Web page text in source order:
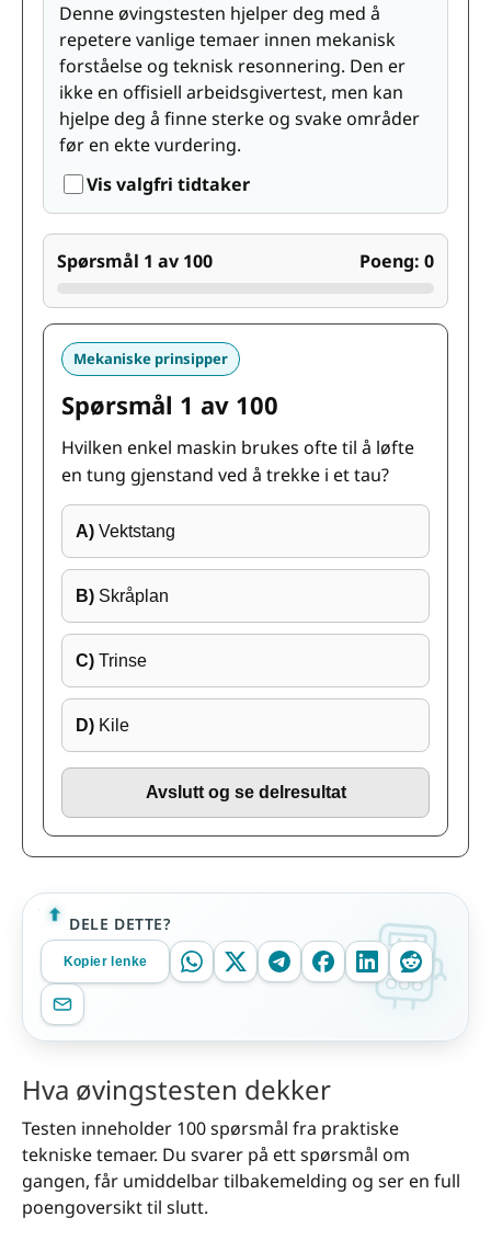
Denne øvingstesten hjelper deg med å
repetere vanlige temaer innen mekanisk
forståelse og teknisk resonnering. Den er
ikke en offisiell arbeidsgivertest, men kan
hjelpe deg å finne sterke og svake områder
før en ekte vurdering.
Vis valgfri tidtaker
Spørsmål 1 av 100 Poeng: 0
Mekaniske prinsipper
Spørsmål 1 av 100
Hvilken enkel maskin brukes ofte til å løfte
en tung gjenstand ved å trekke i et tau?
A) Vektstang
B) Skråplan
C) Trinse
D) Kile
Avslutt og se delresultat
DELE DETTE?
Kopier lenke
Hva øvingstesten dekker
Testen inneholder 100 spørsmål fra praktiske
tekniske temaer. Du svarer på ett spørsmål om
gangen, får umiddelbar tilbakemelding og ser en full
poengoversikt til slutt.